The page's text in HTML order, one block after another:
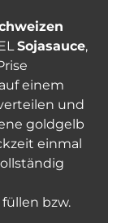
Sojasauce,
einem
und
goldgelb
einmal
bzw.